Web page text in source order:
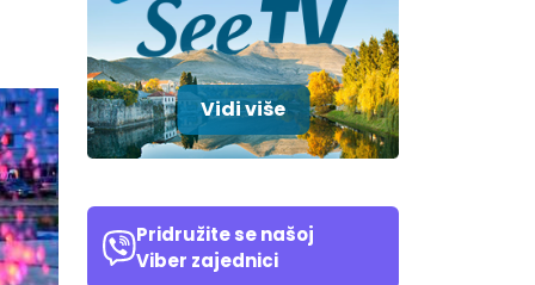
Vidi više
Pridružite se našoj
Viber zajednici